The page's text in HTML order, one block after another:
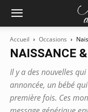
Accueil Occasions
NAISSANCE
Il y a des nouvelles
annoncée, un bébé
première fois. Ces